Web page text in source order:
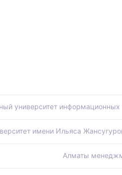
университет информационных
имени Ильяса
Алматы